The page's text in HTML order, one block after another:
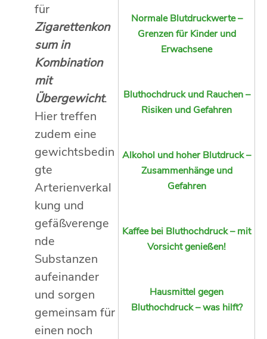
Normale Blutdruckwerte –
Grenzen für Kinder und
Erwachsene
Bluthochdruck und Rauchen –
Risiken und Gefahren
Alkohol und hoher Blutdruck –
Zusammenhänge und
Gefahren
Kaffee bei Bluthochdruck – mit
Vorsicht genießen!
Hausmittel gegen
Bluthochdruck – was hilft?
für
Zigarettenkon
sum in
Kombination
mit
Übergewicht.
Hier treffen
zudem eine
gewichtsbedin
gte
Arterienverkal
kung und
gefäßverenge
nde
Substanzen
aufeinander
und sorgen
gemeinsam für
einen noch